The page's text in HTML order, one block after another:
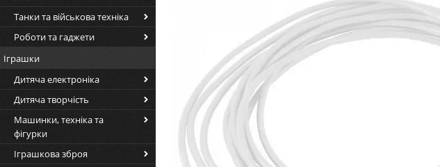
Танки та військова техніка
Роботи та гаджети
Іграшки
Дитяча електроніка
Дитяча творчість
Машинки, техніка та
фігурки
Іграшкова зброя